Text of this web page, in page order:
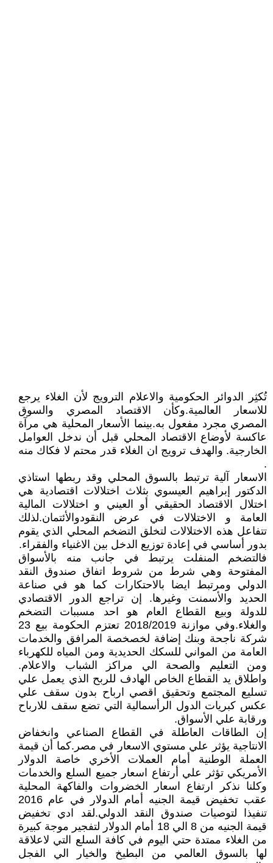
تُكثِر الدوائر الحكومية والاعلام الترويج لأن الغلاء يرجع
للاسعار العالمية.وكأن الاقتصاد المصري والسوق
المصري مجرد مفعول به.بينما الأسعار المحلية هي مرآة
عاكسة لأوضاع الاقتصاد المحلي قبل أن ندخل العوامل
الخارجية. والهدف ترويج ان الغلاء قدر محتم لا فكاك منه
.
الاسعار آلية ترتبط بالسوق المحلي وقد ربطها استاذي
الدكتور إبراهيم العيسوي بثلاث اختلالات اقتصادية هي
اختلال الاقتصاد الحقيقي أو العيني و اختلالات المالية
العامة و الاختلالات في عرض النقودوالأئتمان.لذلك
تتفاعل هذه الاختلالات لتخلق التضخم المحلي الذي يقوم
بدور أساسي في إعادة توزيع الدخل بين الاغنياء والفقراء.
فالتضخم المنفلت يرتبط في جانب منه بالأسواق
المفتوحة وهي شرط من شروط اتفاق صندوق النقد
الدولي ومرتبط ايضا بالاحتكارات كما هو في صناعة
الحديد والأسمنت وغيرها. إن تراجع الدور الاقتصادي
للدولة وبيع القطاع العام هو احد مسببات التضخم
والغلاء.وفي موازنة 2018/2019 تعتزم الحكومة بيع 23
شركة ناجحة وبنك إضافة لخصخصة المرافق والخدمات
العامة من المواني للسكك الحديدية ومن المياه للكهرباء
ومن التعليم والصحة الي مراكز الشباب والاعلام.
واطلاق يد القطاع الخاص الهادف للربح الذي يعمل علي
تسليع المجتمع وتحقيق اقصي ارباح بدون سقف علي
عكس كبريات الدول الرأسمالية التي تضع سقف للارباح
ورقابة علي الأسواق.
إن الطاقات العاطلة في القطاع الصناعي وانخفاض
الانتاجية يؤثر علي مستوي الاسعار في مصر.كما أن قيمة
العملة الوطنية أمام العملات الأخري خاصة الدولار
الأمريكي تؤثر علي أرتفاع اسعار جميع السلع والخدمات
وكلنا نذكر ارتفاع اسعار الخضروات والفاكهة المحلية
عقب تخفيض قيمة الجنيه أمام الدولار في عام 2016
تنفيذا لتوصيات صندوق النقد الدولي.لقد ادي تخفيض
قيمة الجنيه من 8 الي 18 أمام الدولار لتفجير موجة كبيرة
من الغلاء ممتدة حتي اليوم في كافة السلع التي لاعلاقة
لها بالسوق العالمي من البطيخ والخيار الي الفجل